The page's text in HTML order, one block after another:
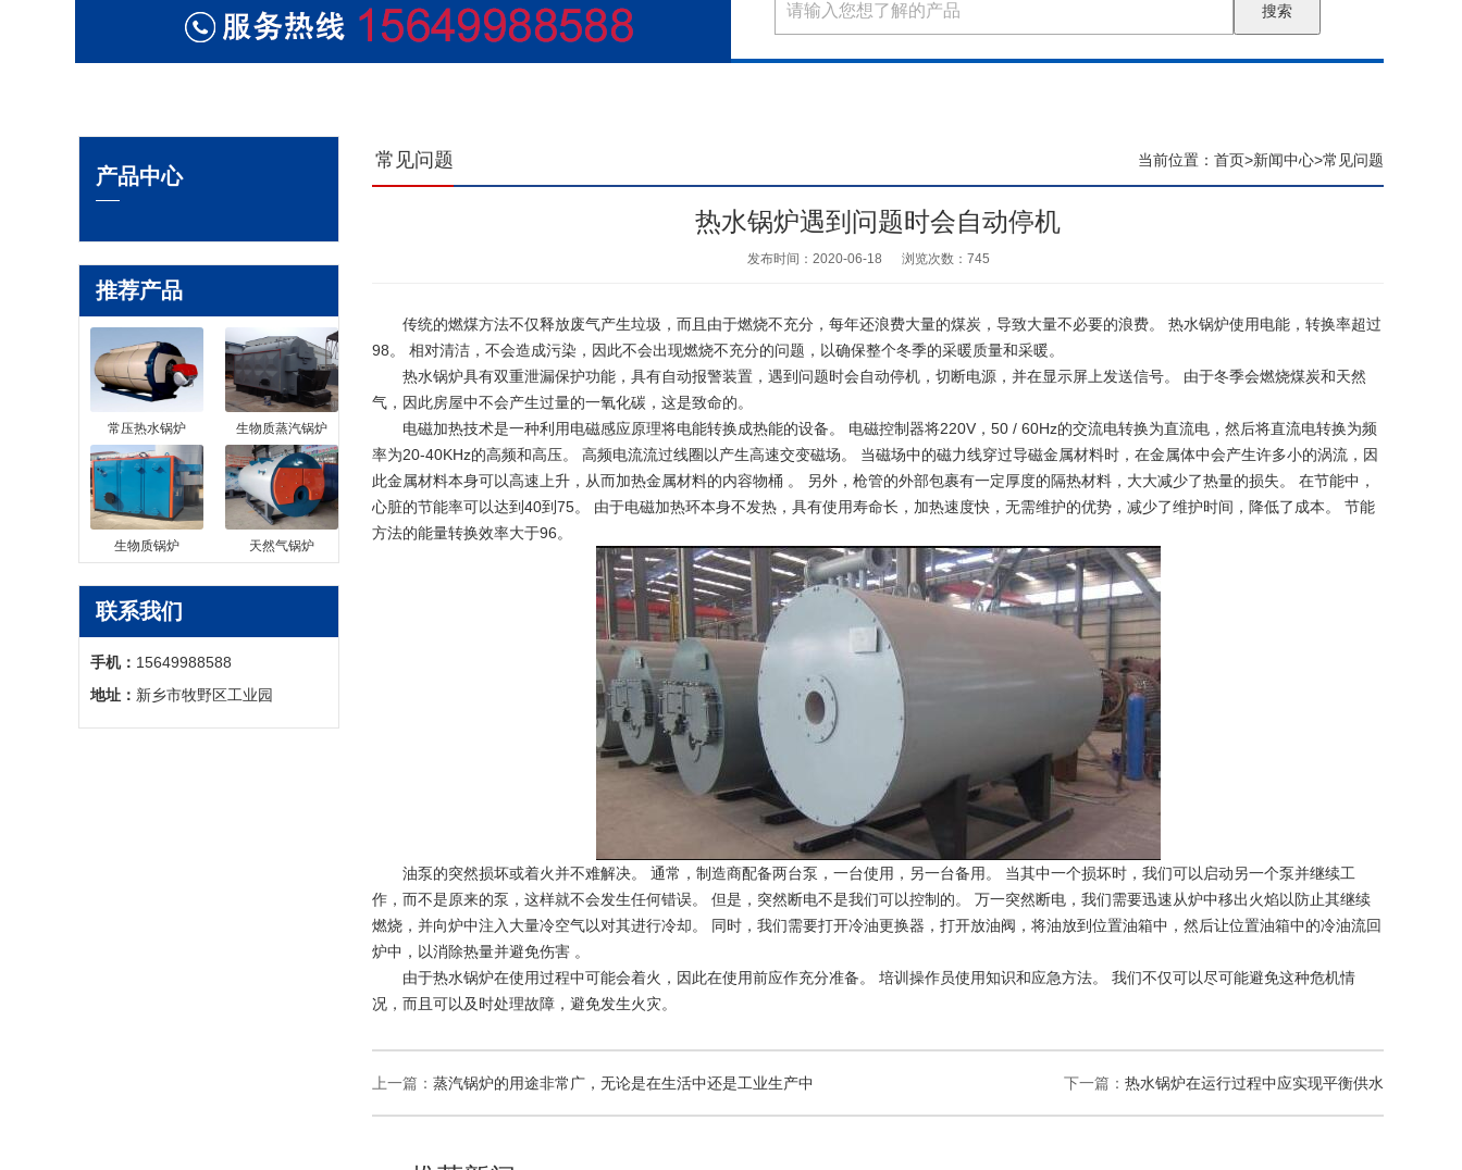
搜索
产品中心
推荐产品
常压热水锅炉 生物质蒸汽锅炉
生物质锅炉 天然气锅炉
联系我们
手机： 15649988588
地址： 新乡市牧野区工业园
当前位置： 首页>新闻中心>常见问题
常见问题
热水锅炉遇到问题时会自动停机
发布时间：2020-06-18 浏览次数： 745
传统的燃煤方法不仅释放废气产生垃圾，而且由于燃烧不充分，每年还浪费大量的煤炭，导致大量不必要的浪费。 热水锅炉使用电能，转换率超过
98。 相对清洁，不会造成污染，因此不会出现燃烧不充分的问题，以确保整个冬季的采暖质量和采暖。
热水锅炉具有双重泄漏保护功能，具有自动报警装置，遇到问题时会自动停机，切断电源，并在显示屏上发送信号。 由于冬季会燃烧煤炭和天然
气，因此房屋中不会产生过量的一氧化碳，这是致命的。
电磁加热技术是一种利用电磁感应原理将电能转换成热能的设备。 电磁控制器将220V，50 / 60Hz的交流电转换为直流电，然后将直流电转换为频
率为20-40KHz的高频和高压。 高频电流流过线圈以产生高速交变磁场。 当磁场中的磁力线穿过导磁金属材料时，在金属体中会产生许多小的涡流，因
此金属材料本身可以高速上升，从而加热金属材料的内容物桶 。 另外，枪管的外部包裹有一定厚度的隔热材料，大大减少了热量的损失。 在节能中，
心脏的节能率可以达到40到75。 由于电磁加热环本身不发热，具有使用寿命长，加热速度快，无需维护的优势，减少了维护时间，降低了成本。 节能
方法的能量转换效率大于96。
油泵的突然损坏或着火并不难解决。 通常，制造商配备两台泵，一台使用，另一台备用。 当其中一个损坏时，我们可以启动另一个泵并继续工
作，而不是原来的泵，这样就不会发生任何错误。 但是，突然断电不是我们可以控制的。 万一突然断电，我们需要迅速从炉中移出火焰以防止其继续
燃烧，并向炉中注入大量冷空气以对其进行冷却。 同时，我们需要打开冷油更换器，打开放油阀，将油放到位置油箱中，然后让位置油箱中的冷油流回
炉中，以消除热量并避免伤害 。
由于热水锅炉在使用过程中可能会着火，因此在使用前应作充分准备。 培训操作员使用知识和应急方法。 我们不仅可以尽可能避免这种危机情
况，而且可以及时处理故障，避免发生火灾。
上一篇： 蒸汽锅炉的用途非常广，无论是在生活中还是工业生产中 下一篇： 热水锅炉在运行过程中应实现平衡供水